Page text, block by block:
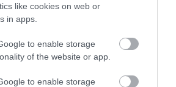
like cookies on web or
in apps.
to enable storage
of the website or app.
to enable storage
τάξεις του ΠΑΟΚ: Aκόμα
(βίντεο)